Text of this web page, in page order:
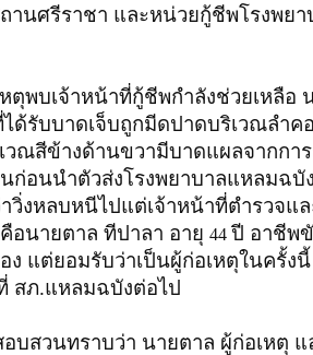
านศรีราชา และหน่วยกู้ชีพโรงพยา
าหน้าที่กู้ชีพกำลังช่วยเหลือ น
ด้รับบาดเจ็บถูกมีดปาดบริเวณลำค
วณสีข้างด้านขวามีบาดแผลจากกา
ก่อนนำตัวส่งโรงพยาบาลแหลมฉบั
วิ่งหลบหนีไปแต่เจ้าหน้าที่ตำรวจ
อนายตาล ทีปาลา อายุ 44 ปี อาชีพ
ง แต่ยอมรับว่าเป็นผู้ก่อเหตุในครั้ง
สภ.แหลมฉบังต่อไป
ราบว่า นายตาล ผู้ก่อเหตุ แล